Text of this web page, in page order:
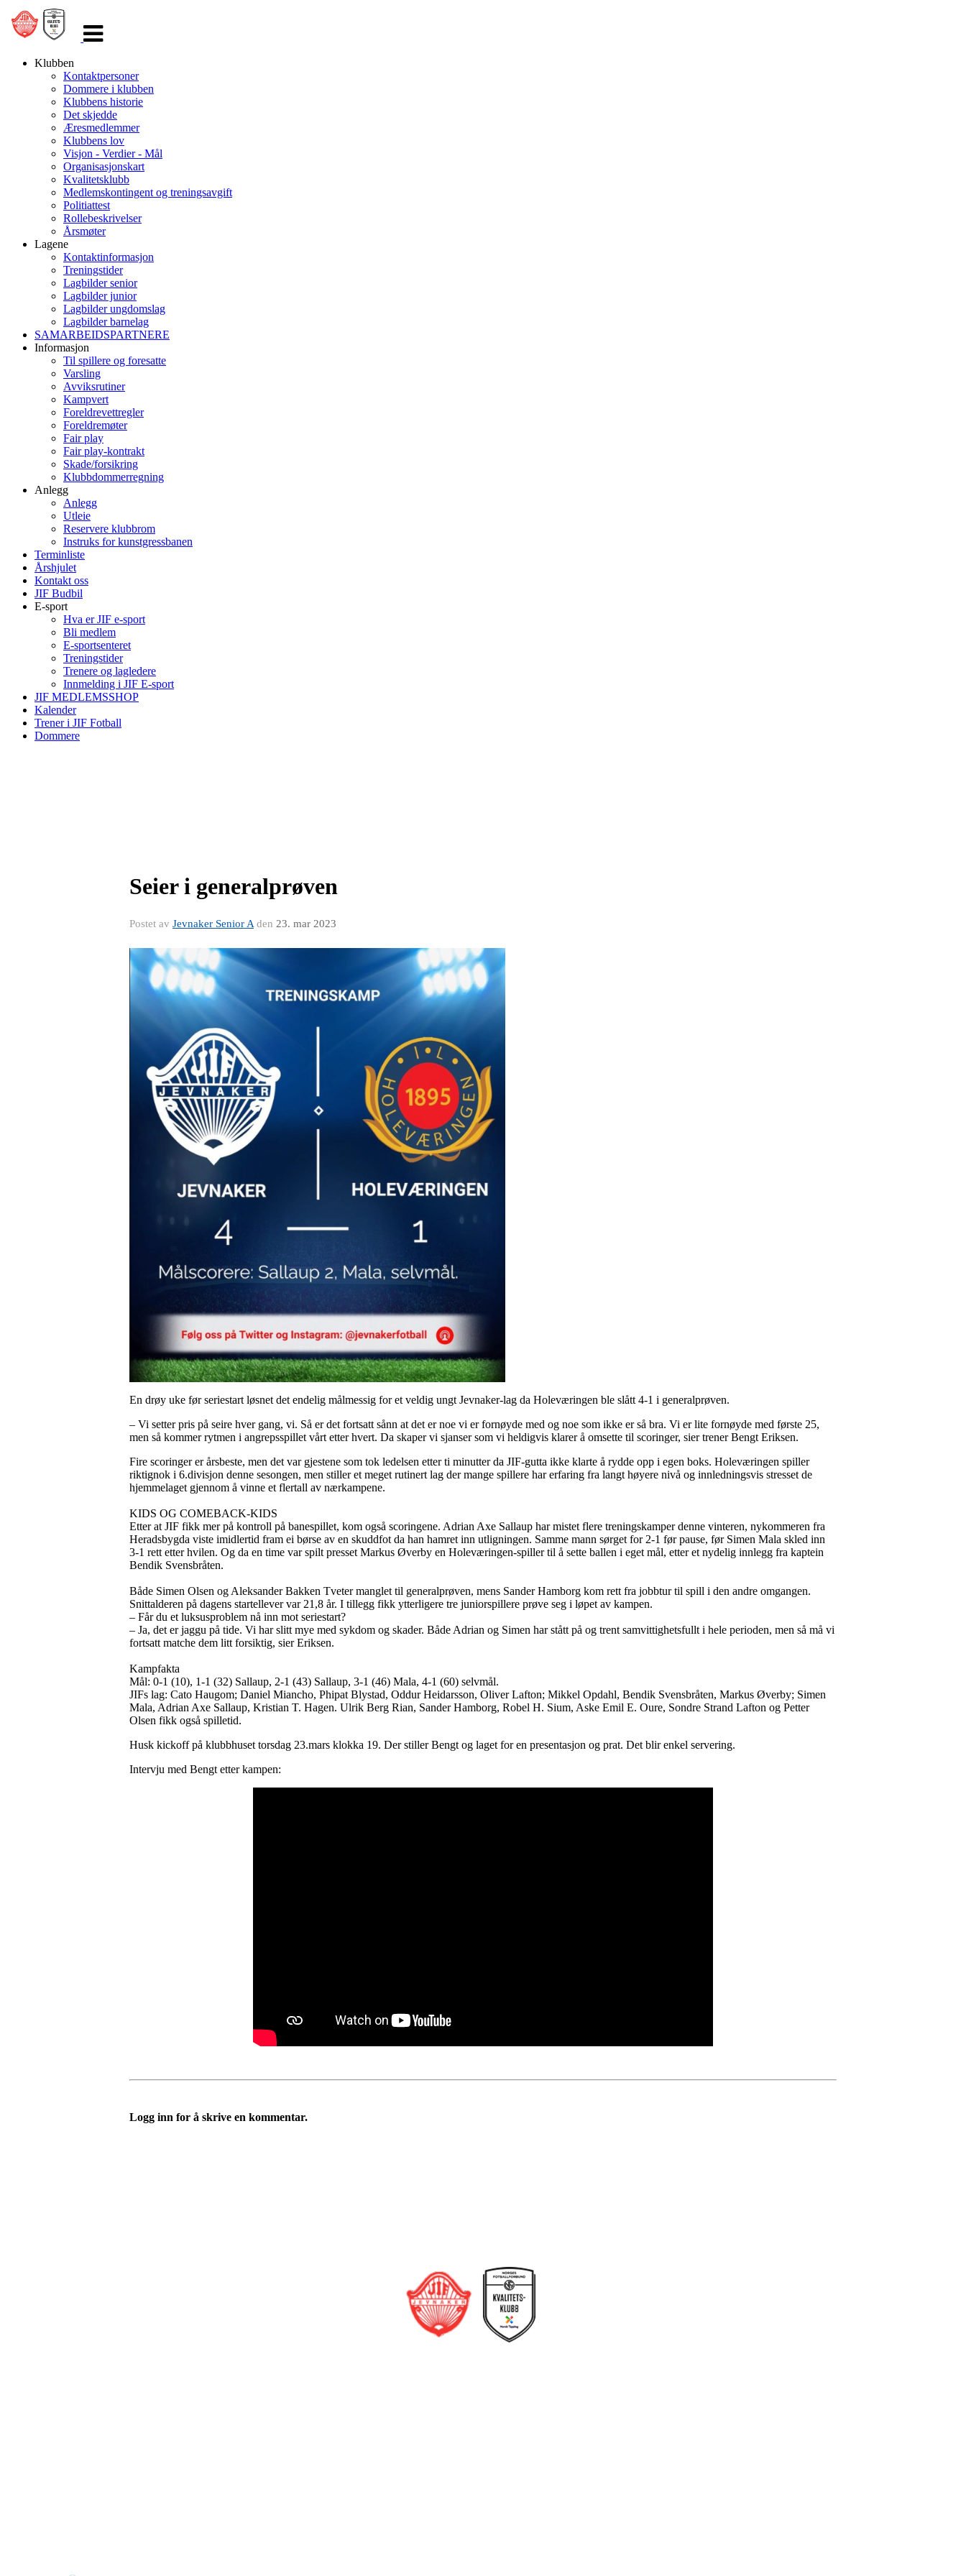
navigasjon
Klubben
Kontaktpersoner
Dommere i klubben
Klubbens historie
Det skjedde
Æresmedlemmer
Klubbens lov
Visjon - Verdier - Mål
Organisasjonskart
Kvalitetsklubb
Medlemskontingent og treningsavgift
Politiattest
Rollebeskrivelser
Årsmøter
Lagene
Kontaktinformasjon
Treningstider
Lagbilder senior
Lagbilder junior
Lagbilder ungdomslag
Lagbilder barnelag
SAMARBEIDSPARTNERE
Informasjon
Til spillere og foresatte
Varsling
Avviksrutiner
Kampvert
Foreldrevettregler
Foreldremøter
Fair play
Fair play-kontrakt
Skade/forsikring
Klubbdommerregning
Anlegg
Anlegg
Utleie
Reservere klubbrom
Instruks for kunstgressbanen
Terminliste
Årshjulet
Kontakt oss
JIF Budbil
E-sport
Hva er JIF e-sport
Bli medlem
E-sportsenteret
Treningstider
Trenere og lagledere
Innmelding i JIF E-sport
JIF MEDLEMSSHOP
Kalender
Trener i JIF Fotball
Dommere
Seier i generalprøven
Postet av Jevnaker Senior A den 23. mar 2023
En drøy uke før seriestart løsnet det endelig målmessig for et veldig ungt Jevnaker-lag da Holeværingen ble slått 4-1 i generalprøven.
– Vi setter pris på seire hver gang, vi. Så er det fortsatt sånn at det er noe vi er fornøyde med og noe som ikke er så bra. Vi er lite fornøyde med første 25,
men så kommer rytmen i angrepsspillet vårt etter hvert. Da skaper vi sjanser som vi heldigvis klarer å omsette til scoringer, sier trener Bengt Eriksen.
Fire scoringer er årsbeste, men det var gjestene som tok ledelsen etter ti minutter da JIF-gutta ikke klarte å rydde opp i egen boks. Holeværingen spiller
riktignok i 6.divisjon denne sesongen, men stiller et meget rutinert lag der mange spillere har erfaring fra langt høyere nivå og innledningsvis stresset de
hjemmelaget gjennom å vinne et flertall av nærkampene.
KIDS OG COMEBACK-KIDS
Etter at JIF fikk mer på kontroll på banespillet, kom også scoringene. Adrian Axe Sallaup har mistet flere treningskamper denne vinteren, nykommeren fra
Heradsbygda viste imidlertid fram ei børse av en skuddfot da han hamret inn utligningen. Samme mann sørget for 2-1 før pause, før Simen Mala skled inn
3-1 rett etter hvilen. Og da en time var spilt presset Markus Øverby en Holeværingen-spiller til å sette ballen i eget mål, etter et nydelig innlegg fra kaptein
Bendik Svensbråten.
Både Simen Olsen og Aleksander Bakken Tveter manglet til generalprøven, mens Sander Hamborg kom rett fra jobbtur til spill i den andre omgangen.
Snittalderen på dagens startellever var 21,8 år. I tillegg fikk ytterligere tre juniorspillere prøve seg i løpet av kampen.
– Får du et luksusproblem nå inn mot seriestart?
– Ja, det er jaggu på tide. Vi har slitt mye med sykdom og skader. Både Adrian og Simen har stått på og trent samvittighetsfullt i hele perioden, men så må vi
fortsatt matche dem litt forsiktig, sier Eriksen.
Kampfakta
Mål: 0-1 (10), 1-1 (32) Sallaup, 2-1 (43) Sallaup, 3-1 (46) Mala, 4-1 (60) selvmål.
JIFs lag: Cato Haugom; Daniel Miancho, Phipat Blystad, Oddur Heidarsson, Oliver Lafton; Mikkel Opdahl, Bendik Svensbråten, Markus Øverby; Simen
Mala, Adrian Axe Sallaup, Kristian T. Hagen. Ulrik Berg Rian, Sander Hamborg, Robel H. Sium, Aske Emil E. Oure, Sondre Strand Lafton og Petter
Olsen fikk også spilletid.
Husk kickoff på klubbhuset torsdag 23.mars klokka 19. Der stiller Bengt og laget for en presentasjon og prat. Det blir enkel servering.
Intervju med Bengt etter kampen:
Logg inn for å skrive en kommentar.